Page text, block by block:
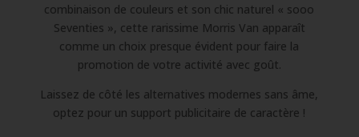
combinaison de couleurs et son chic naturel « sooo
Seventies », cette rarissime Morris Van apparaît
comme un choix presque évident pour faire la
promotion de votre activité avec goût.
Laissez de côté les alternatives modernes sans âme,
optez pour un support publicitaire de caractère !